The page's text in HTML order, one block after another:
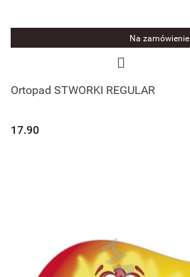
Na zamówienie
Ortopad STWORKI REGULAR
17.90